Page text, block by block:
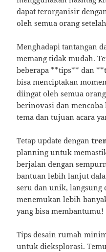
dapat terorganisir
oleh semua orang
Menghadapi tantangan
memang tidak mudah.
beberapa **tips** dan
bisa menciptakan
diingat oleh semua
berinovasi dan
tema dan tujuan acara
Tetap update dengan
planning untuk
berjalan dengan
bantuan lebih lanjut
seru dan unik, langsung
menemukan lebih
yang bisa membantumu!
Tips desain rumah
untuk dieksplorasi.